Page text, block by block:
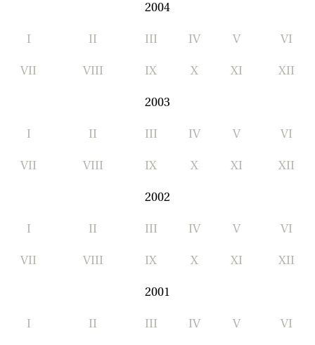
2004
I II III IV V VI
VII VIII IX X XI XII
2003
I II III IV V VI
VII VIII IX X XI XII
2002
I II III IV V VI
VII VIII IX X XI XII
2001
I II III IV V VI